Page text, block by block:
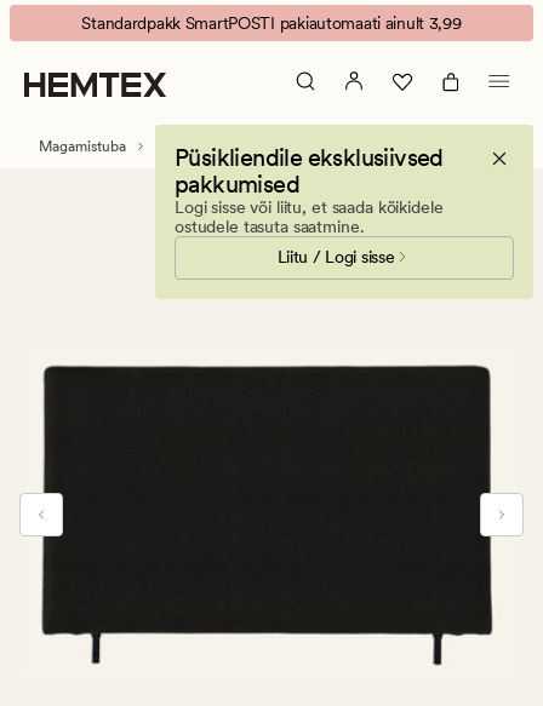
voodipeats
must
Animated
banner.
Press
ESCAPE
Standardpakk SmartPOSTI pakiautomaati ainult 3,99
Püsikliendile eksklusiivsed
pakkumised
Logi sisse või liitu, et saada kõikidele
ostudele tasuta saatmine.
Liitu / Logi sisse
Magamistuba Voodipeatsid